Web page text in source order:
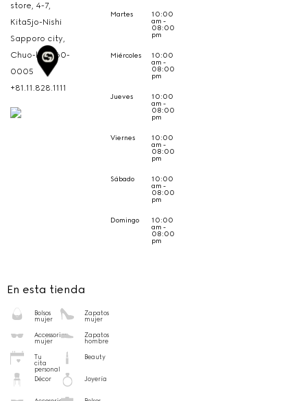
store, 4-7,
Kita5jo-Nishi
Sapporo city,
Chuo-ku, 060-
0005
+81.11.828.1111
Martes 10:00
am -
08:00
pm
Miércoles 10:00
am -
08:00
pm
Jueves 10:00
am -
08:00
pm
Viernes 10:00
am -
08:00
pm
Sábado 10:00
am -
08:00
pm
Domingo 10:00
am -
08:00
pm
En esta tienda
Bolsos
mujer
Zapatos
mujer
Accessorios
mujer
Zapatos
hombre
Tu
cita
personal
Beauty
Décor Joyería